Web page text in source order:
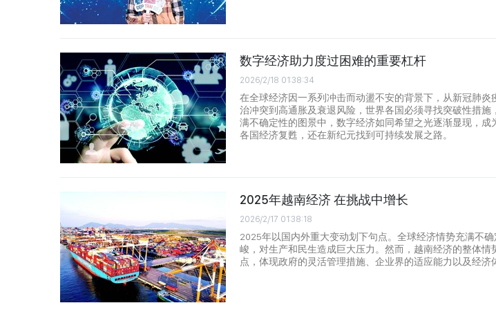
数字经济助力度过困难的重要杠杆
2026/2/18 01:38:34
在全球经济因一系列冲击而动盪不安的背景下，从新冠肺炎
治冲突到高通胀及衰退风险，世界各国必须寻找突破性措施
满不确定性的图景中，数字经济如同希望之光逐渐显现，成
各国经济复甦，还在新纪元找到可持续发展之路。
2025年越南经济 在挑战中增长
2026/2/17 01:38:18
2025年以国内外重大变动划下句点。全球经济情势充满不
峻，对生产和民生造成巨大压力。然而，越南经济的整体情
点，体现政府的灵活管理措施、企业界的适应能力以及经济